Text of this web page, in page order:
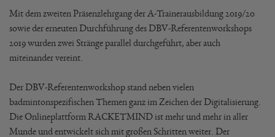
Mit dem zweiten Präsenzlehrgang der A-Trainerausbildung 2019/20
sowie der erneuten Durchführung des DBV-Referentenworkshops
2019 wurden zwei Stränge parallel durchgeführt, aber auch
miteinander vereint.
Der DBV-Referentenworkshop stand neben vielen
badmintonspezifischen Themen ganz im Zeichen der Digitalisierung.
Die Onlineplattform RACKETMIND ist mehr und mehr in aller
Munde und entwickelt sich mit großen Schritten weiter. Der